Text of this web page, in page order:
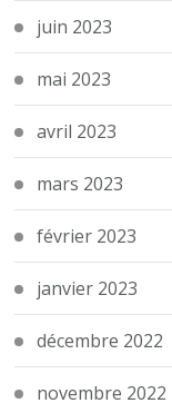
juin 2023
mai 2023
avril 2023
mars 2023
février 2023
janvier 2023
décembre 2022
novembre 2022